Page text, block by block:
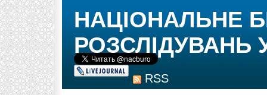
RSS
НАЦІОНАЛЬНЕ
РОЗСЛІДУВАНЬ